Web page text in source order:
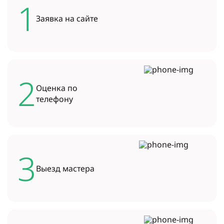
1 Заявка на сайте
2 Оценка по
телефону
3 Выезд мастера